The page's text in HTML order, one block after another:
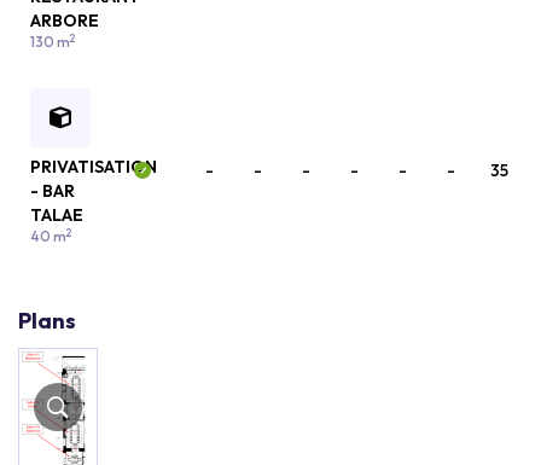
ARBORE
130 m2
PRIVATISATION
- BAR
TALAE
40 m2
- - - - - - 35
Plans